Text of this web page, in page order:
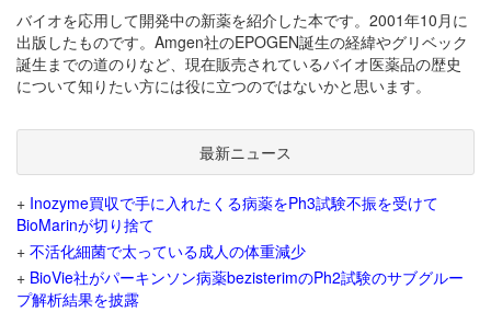
バイオを応用して開発中の新薬を紹介した本です。2001年10月に
出版したものです。Amgen社のEPOGEN誕生の経緯やグリベック
誕生までの道のりなど、現在販売されているバイオ医薬品の歴史
について知りたい方には役に立つのではないかと思います。
最新ニュース
+ Inozyme買収で手に入れたくる病薬をPh3試験不振を受けて
BioMarinが切り捨て
+ 不活化細菌で太っている成人の体重減少
+ BioVie社がパーキンソン病薬bezisterimのPh2試験のサブグルー
プ解析結果を披露